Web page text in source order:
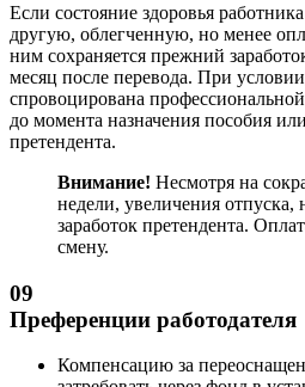
Если состояние здоровья
другую, облегченную, но менее
ним сохраняется прежний
месяц после перевода. При
спровоцирована
до момента назначения пособия
претендента.
Внимание! Несмотря на
недели, увеличения отпуска,
заработок претендента.
смену.
09
Преференции работодателя
Компенсацию за